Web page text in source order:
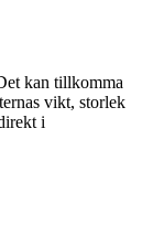
kan tillkomma
vikt, storlek
i